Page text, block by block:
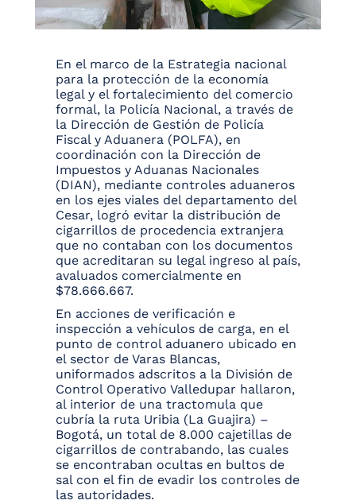
En el marco de la Estrategia nacional
para la protección de la economía
legal y el fortalecimiento del comercio
formal, la Policía Nacional, a través de
la Dirección de Gestión de Policía
Fiscal y Aduanera (POLFA), en
coordinación con la Dirección de
Impuestos y Aduanas Nacionales
(DIAN), mediante controles aduaneros
en los ejes viales del departamento del
Cesar, logró evitar la distribución de
cigarrillos de procedencia extranjera
que no contaban con los documentos
que acreditaran su legal ingreso al país,
avaluados comercialmente en
$78.666.667.
En acciones de verificación e
inspección a vehículos de carga, en el
punto de control aduanero ubicado en
el sector de Varas Blancas,
uniformados adscritos a la División de
Control Operativo Valledupar hallaron,
al interior de una tractomula que
cubría la ruta Uribia (La Guajira) –
Bogotá, un total de 8.000 cajetillas de
cigarrillos de contrabando, las cuales
se encontraban ocultas en bultos de
sal con el fin de evadir los controles de
las autoridades.